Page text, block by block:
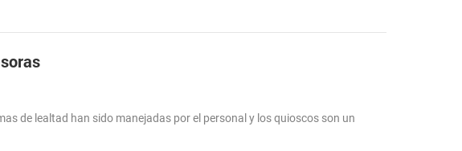
de lealtad han sido manejadas por el personal y los quioscos son un